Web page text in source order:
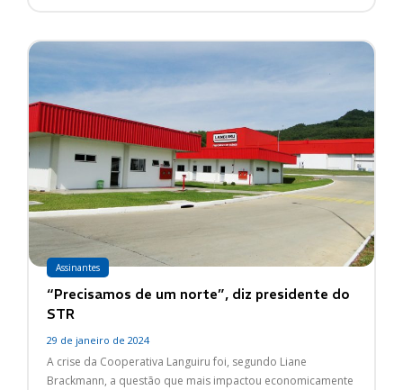
Assinantes
“Precisamos de um norte”, diz presidente do
STR
29 de janeiro de 2024
A crise da Cooperativa Languiru foi, segundo Liane
Brackmann, a questão que mais impactou economicamente